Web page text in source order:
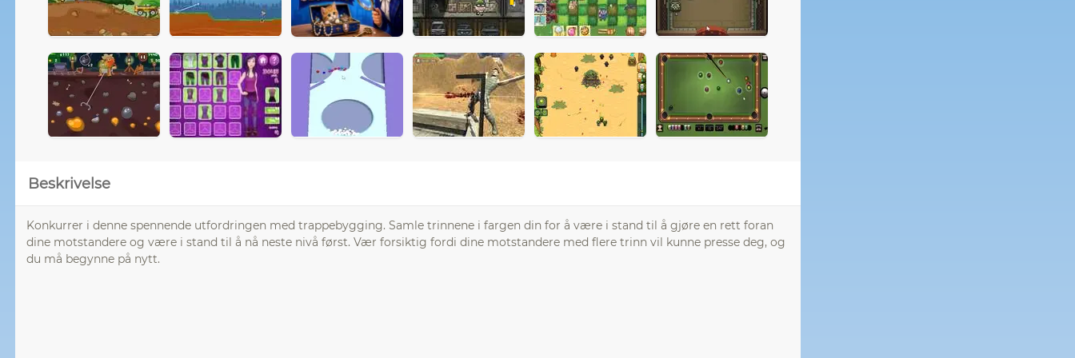
Beskrivelse
Konkurrer i denne spennende utfordringen med trappebygging. Samle trinnene i fargen din for å være i stand til å gjøre en rett foran
dine motstandere og være i stand til å nå neste nivå først. Vær forsiktig fordi dine motstandere med flere trinn vil kunne presse deg, og
du må begynne på nytt.